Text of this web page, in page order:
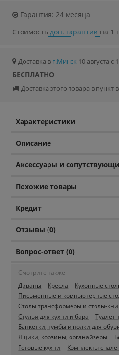
Гарантия: 24 месяца
Стоимость доп. гарантии на 1
Доставка в г.Минск 10 августа с
БЕСПЛАТНО
Доставка этого товара в пункт
Характеристики
Описание
Аксессуары и
Похожие товары
Кредит
Отзывы (0)
Вопрос-ответ (0)
Смотрите также
Диваны
Кресла
Кухонные
Письменные и компьютерные
Столы трансформеры и столы-
Стулья для кухни и бара
Банкетки, тумбы и полки для
Ящики, корзины, органайзеры
Готовые кухни
Комплекты